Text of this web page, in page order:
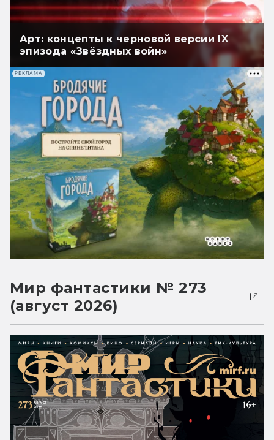
Арт: концепты к черновой версии IX
эпизода «Звёздных войн»
РЕКЛАМА
Мир фантастики № 273
(август 2026)